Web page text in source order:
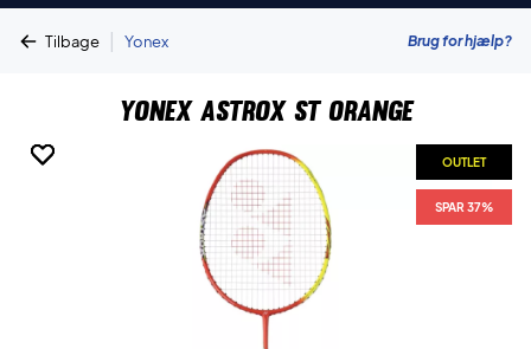
Tilbage | Yonex Brug for hjælp?
Yonex Astrox ST Orange
OUTLET
SPAR 37%
OUTLET
SPAR 37%
OUTLET
SPAR 37%